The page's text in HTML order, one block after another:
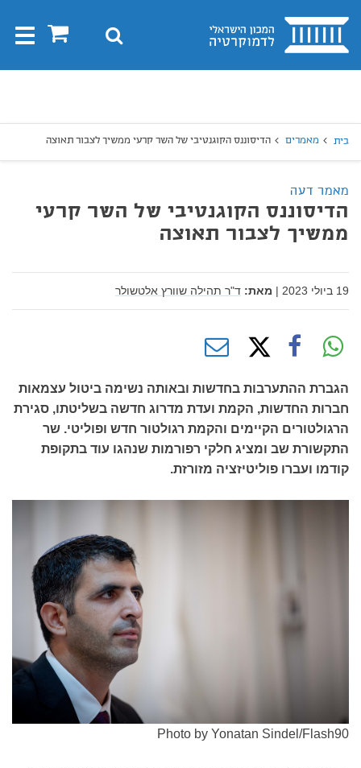
בית 0 חיפוש
בית מאמרים הדיסוננס הקוגנטיבי של השר קרעי ממשיך לצבור תאוצה
מאמר דעה
הדיסוננס הקוגנטיבי של השר קרעי
ממשיך לצבור תאוצה
19 ביולי 2023 | מאת: ד"ר תהילה שוורץ אלטשולר
הגברת ההתערבות בחדשות ובאותה נשימה ביטול עצמאות
חברות החדשות, הקמת ועדת מדרוג חדשה בשליטתו, סגירת
הרגולטורים הקיימים והקמת רגולטור חדש ופוליטי. שר
התקשורת שב ומציג חלקי רפורמות שנהגו עוד בתקופת
קודמו ועברו פוליטיזציה מזורזת.
Photo by Yonatan Sindel/Flash90